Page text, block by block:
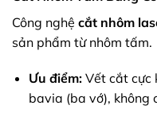
Công nghệ cắt nhôm
sản phẩm từ nhôm tấm.
Ưu điểm:Vết cắt cực
bavia (ba vớ), không